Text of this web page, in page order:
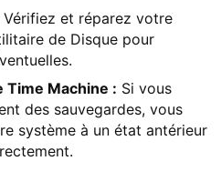
Vérifiez et réparez votre
de Disque pour
Time Machine : Si vous
des sauvegardes, vous
système à un état antérieur